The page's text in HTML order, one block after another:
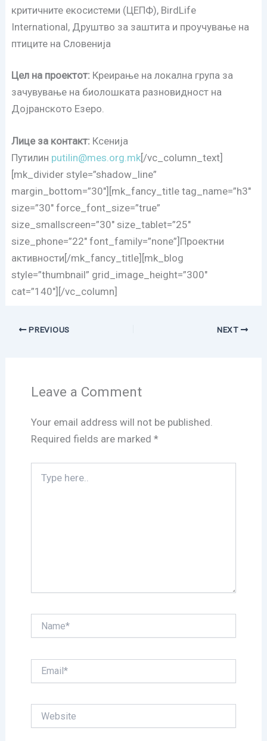
критичните екосистеми (ЦЕПФ), BirdLife
International, Друштво за заштита и проучување на
птиците на Словенија
Цел на проектот: Креирање на локална група за
зачувување на биолошката разновидност на
Дојранското Езеро.
Лице за контакт: Ксенија
Путилин putilin@mes.org.mk[/vc_column_text]
[mk_divider style=”shadow_line”
margin_bottom=”30″][mk_fancy_title tag_name=”h3″
size=”30″ force_font_size=”true”
size_smallscreen=”30″ size_tablet=”25″
size_phone=”22″ font_family=”none”]Проектни
активности[/mk_fancy_title][mk_blog
style=”thumbnail” grid_image_height=”300″
cat=”140″][/vc_column]
PREVIOUS NEXT
Leave a Comment
Your email address will not be published.
Required fields are marked *
here..